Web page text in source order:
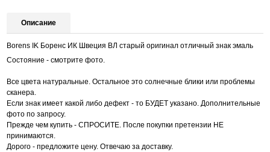
Описание
Borens IK Боренс ИК Швеция ВЛ старый оригинал отличный знак эмаль
Состояние - смотрите фото.
Все цвета натуральные. Остальное это солнечные блики или проблемы
сканера.
Если знак имеет какой либо дефект - то БУДЕТ указано. Дополнительные
фото по запросу.
Прежде чем купить - СПРОСИТЕ. После покупки претензии НЕ
принимаются.
Дорого - предложите цену. Отвечаю за доставку.